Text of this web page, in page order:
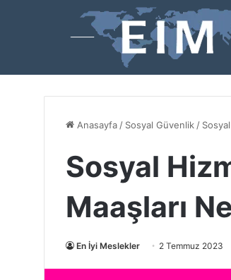
Anasayfa / Sosyal Güvenlik /
Sosyal
Maaşları
En İyi Meslekler 2 Temmuz 2023